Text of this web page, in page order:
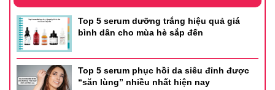
Top 5 serum dưỡng trắng hiệu quả giá
bình dân cho mùa hè sắp đến
Top 5 serum phục hồi da siêu đỉnh được
“săn lùng” nhiều nhất hiện nay